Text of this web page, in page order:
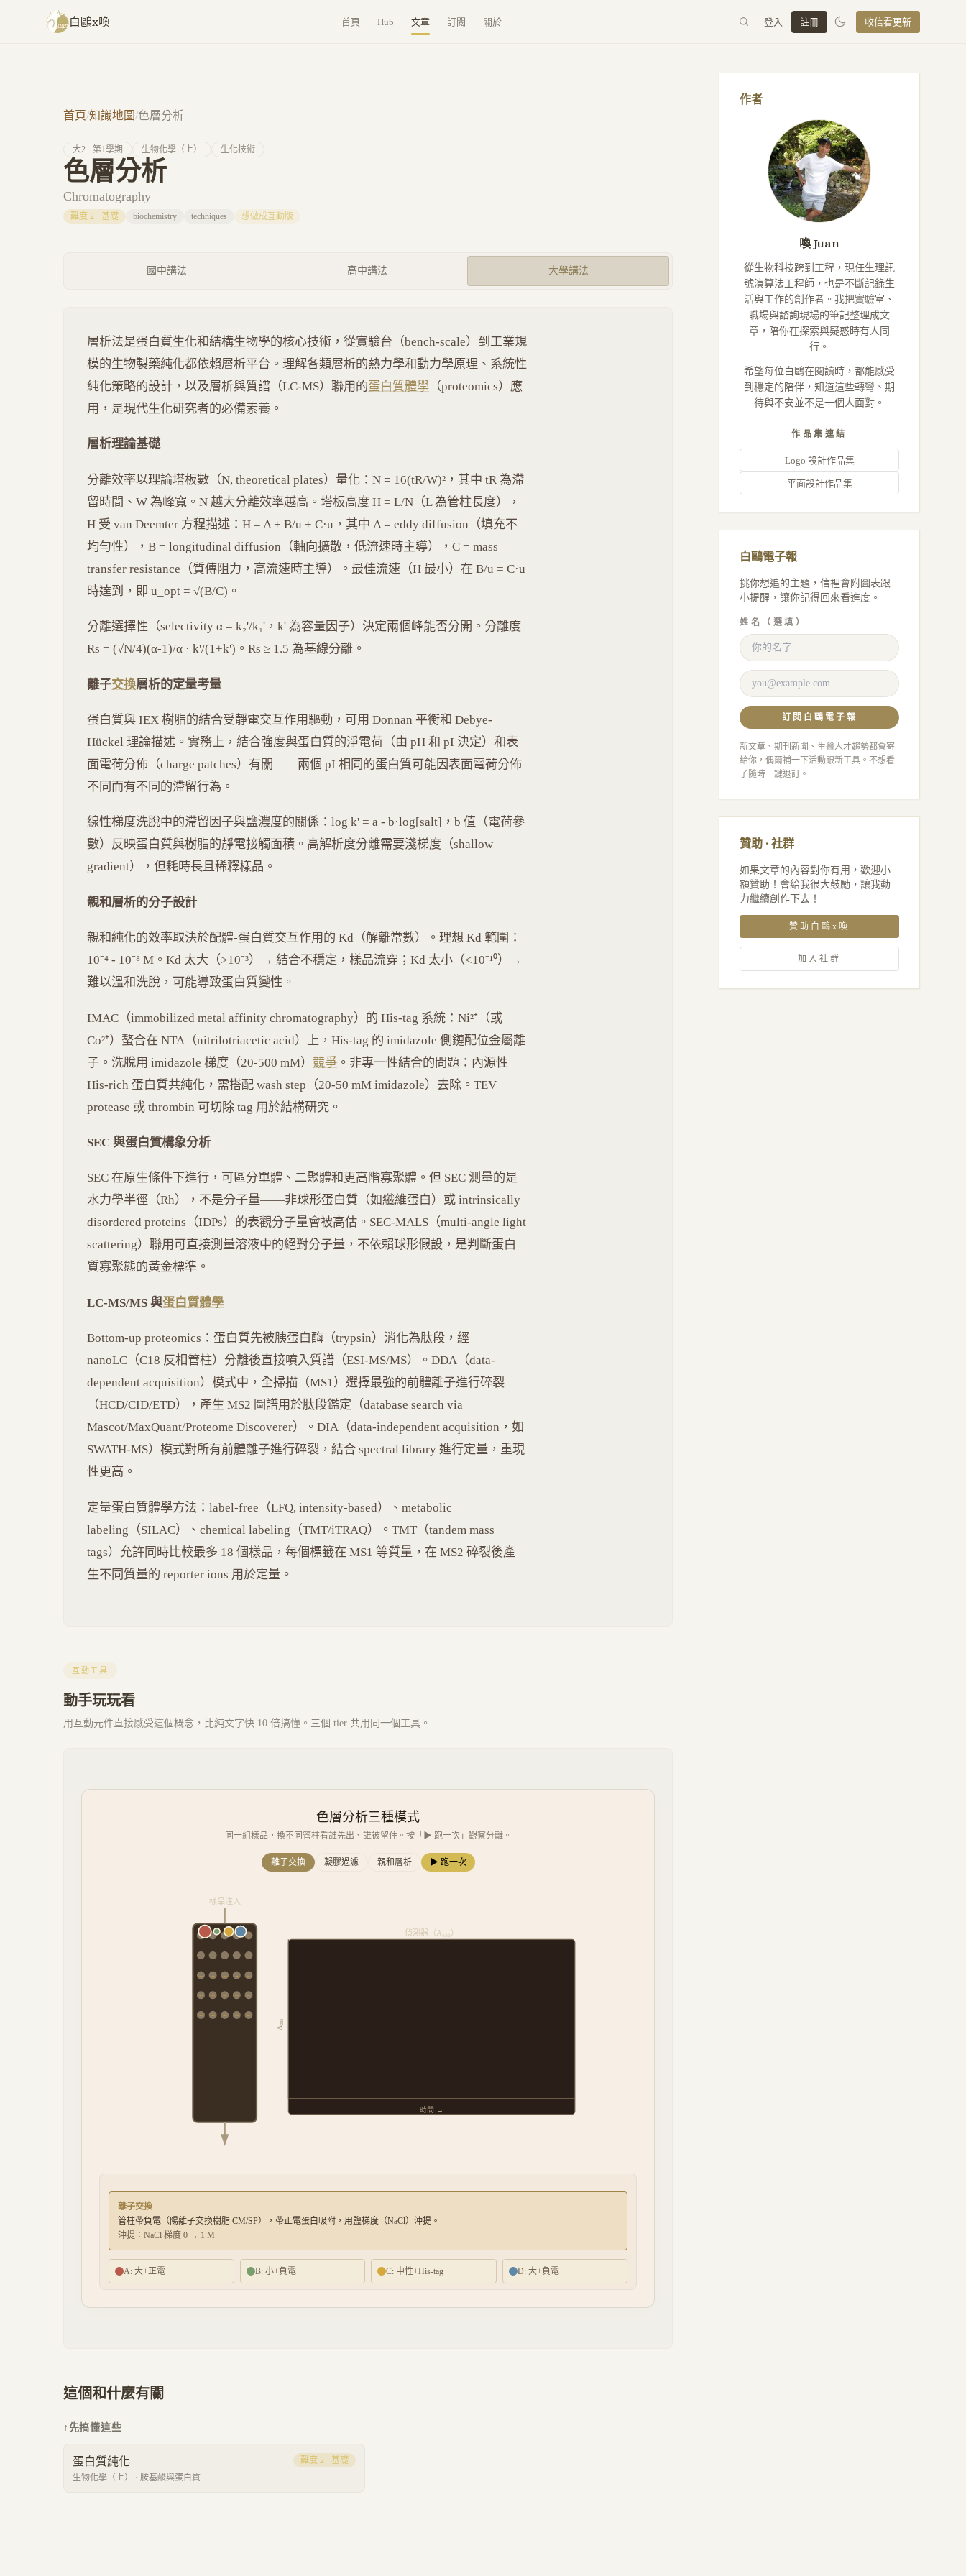
跳至主要內容
白鷗x喚 首頁 Hub 文章 訂閱 關於 登入 註冊 收信看更新
首頁/知識地圖/色層分析
大2 · 第1學期 生物化學（上） 生化技術
色層分析
Chromatography
難度 2 · 基礎 biochemistry techniques 想做成互動版
國中講法 高中講法 大學講法
層析法是蛋白質生化和結構生物學的核心技術，從實驗台（bench-scale）到工業規
模的生物製藥純化都依賴層析平台。理解各類層析的熱力學和動力學原理、系統性
純化策略的設計，以及層析與質譜（LC-MS）聯用的蛋白質體學 （proteomics）應
用，是現代生化研究者的必備素養。
層析理論基礎
分離效率以理論塔板數（N, theoretical plates）量化：N = 16(tR/W)²，其中 tR 為滯
留時間、W 為峰寬。N 越大分離效率越高。塔板高度 H = L/N（L 為管柱長度），
H 受 van Deemter 方程描述：H = A + B/u + C·u，其中 A = eddy diffusion（填充不
均勻性），B = longitudinal diffusion（軸向擴散，低流速時主導），C = mass
transfer resistance（質傳阻力，高流速時主導）。最佳流速（H 最小）在 B/u = C·u
時達到，即 u_opt = √(B/C)。
分離選擇性（selectivity α = k₂'/k₁'，k' 為容量因子）決定兩個峰能否分開。分離度
Rs = (√N/4)(α-1)/α · k'/(1+k')。Rs ≥ 1.5 為基線分離。
離子交換層析的定量考量
蛋白質與 IEX 樹脂的結合受靜電交互作用驅動，可用 Donnan 平衡和 Debye-
Hückel 理論描述。實務上，結合強度與蛋白質的淨電荷（由 pH 和 pI 決定）和表
面電荷分佈（charge patches）有關——兩個 pI 相同的蛋白質可能因表面電荷分佈
不同而有不同的滯留行為。
線性梯度洗脫中的滯留因子與鹽濃度的關係：log k' = a - b·log[salt]，b 值（電荷參
數）反映蛋白質與樹脂的靜電接觸面積。高解析度分離需要淺梯度（shallow
gradient），但耗時長且稀釋樣品。
親和層析的分子設計
親和純化的效率取決於配體-蛋白質交互作用的 Kd（解離常數）。理想 Kd 範圍：
10⁻⁴ - 10⁻⁸ M。Kd 太大（>10⁻³）→ 結合不穩定，樣品流穿；Kd 太小（<10⁻¹⁰）→
難以溫和洗脫，可能導致蛋白質變性。
IMAC（immobilized metal affinity chromatography）的 His-tag 系統：Ni²⁺（或
Co²⁺）螯合在 NTA（nitrilotriacetic acid）上，His-tag 的 imidazole 側鏈配位金屬離
子。洗脫用 imidazole 梯度（20-500 mM） 競爭 。非專一性結合的問題：內源性
His-rich 蛋白質共純化，需搭配 wash step（20-50 mM imidazole）去除。TEV
protease 或 thrombin 可切除 tag 用於結構研究。
SEC 與蛋白質構象分析
SEC 在原生條件下進行，可區分單體、二聚體和更高階寡聚體。但 SEC 測量的是
水力學半徑（Rh），不是分子量——非球形蛋白質（如纖維蛋白）或 intrinsically
disordered proteins（IDPs）的表觀分子量會被高估。SEC-MALS（multi-angle light
scattering）聯用可直接測量溶液中的絕對分子量，不依賴球形假設，是判斷蛋白
質寡聚態的黃金標準。
LC-MS/MS 與蛋白質體學
Bottom-up proteomics：蛋白質先被胰蛋白酶（trypsin）消化為肽段，經
nanoLC（C18 反相管柱）分離後直接噴入質譜（ESI-MS/MS）。DDA（data-
dependent acquisition）模式中，全掃描（MS1）選擇最強的前體離子進行碎裂
（HCD/CID/ETD），產生 MS2 圖譜用於肽段鑑定（database search via
Mascot/MaxQuant/Proteome Discoverer）。DIA（data-independent acquisition，如
SWATH-MS）模式對所有前體離子進行碎裂，結合 spectral library 進行定量，重現
性更高。
定量蛋白質體學方法：label-free（LFQ, intensity-based）、metabolic
labeling（SILAC）、chemical labeling（TMT/iTRAQ）。TMT（tandem mass
tags）允許同時比較最多 18 個樣品，每個標籤在 MS1 等質量，在 MS2 碎裂後產
生不同質量的 reporter ions 用於定量。
互動工具
動手玩玩看
用互動元件直接感受這個概念，比純文字快 10 倍搞懂。三個 tier 共用同一個工具。
色層分析三種模式
同一組樣品，換不同管柱看誰先出、誰被留住。按「▶ 跑一次」觀察分離。
離子交換 凝膠過濾 親和層析 ▶ 跑一次
− − − − −
− − − − −
− − − − −
− − − − −
− − − − −
樣品注入
偵測器（A₂₈₀）
時間 →
A₂₈₀
離子交換
管柱帶負電（陽離子交換樹脂 CM/SP），帶正電蛋白吸附，用鹽梯度（NaCl）沖提。
沖提： NaCl 梯度 0 → 1 M
A: 大+正電 B: 小+負電 C: 中性+His-tag D: 大+負電
這個和什麼有關
↑ 先搞懂這些
蛋白質純化
生物化學（上） · 胺基酸與蛋白質
難度 2 · 基礎
作者
喚 Juan
從生物科技跨到工程，現任生理訊
號演算法工程師，也是不斷記錄生
活與工作的創作者。我把實驗室、
職場與諮詢現場的筆記整理成文
章，陪你在探索與疑惑時有人同
行。
希望每位白鷗在閱讀時，都能感受
到穩定的陪伴，知道這些轉彎、期
待與不安並不是一個人面對。
作品集連結
Logo 設計作品集
平面設計作品集
白鷗電子報
挑你想追的主題，信裡會附圖表跟
小提醒，讓你記得回來看進度。
姓名（選填）
訂閱白鷗電子報
新文章、期刊新聞、生醫人才趨勢都會寄
給你，偶爾補一下活動跟新工具。不想看
了隨時一鍵退訂。
贊助 · 社群
如果文章的內容對你有用，歡迎小
額贊助！會給我很大鼓勵，讓我動
力繼續創作下去！
贊助白鷗x喚
加入社群